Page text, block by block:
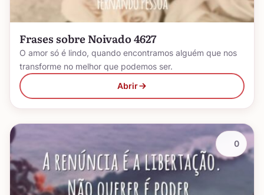
Frases sobre Noivado 4627
O amor só é lindo, quando encontramos alguém que nos
transforme no melhor que podemos ser.
Abrir
0